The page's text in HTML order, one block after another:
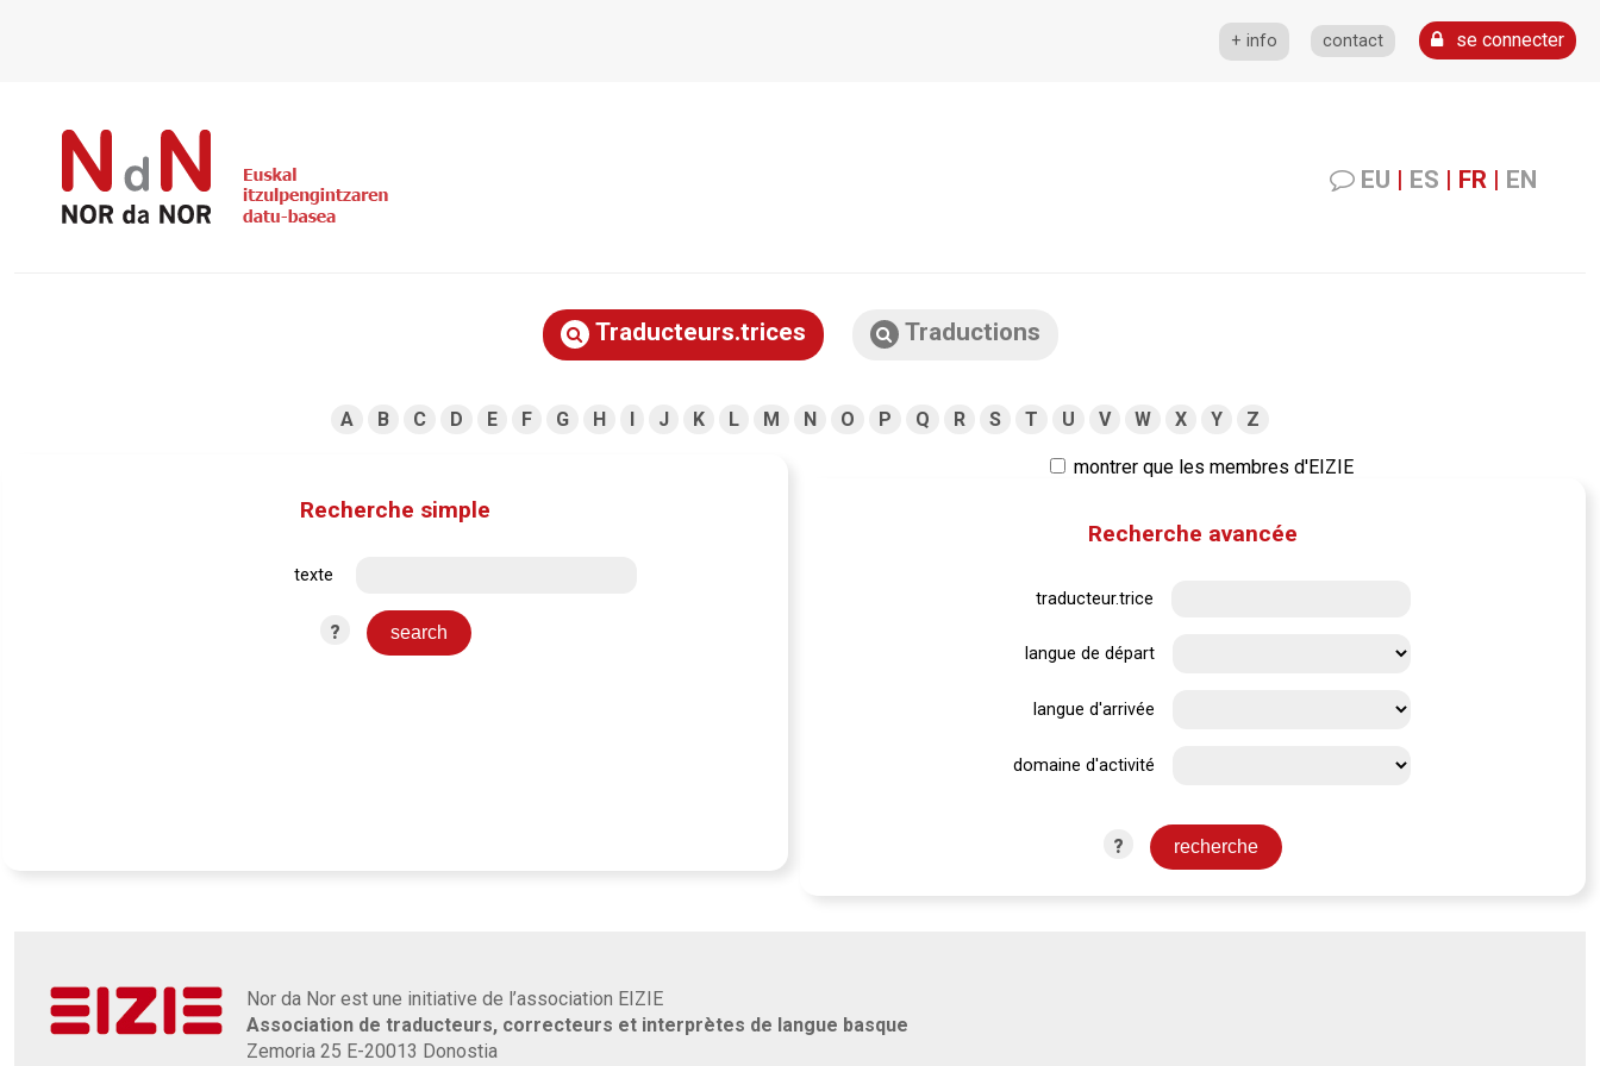
+ info contact se connecter
EU | ES | FR| EN
Traducteurs.trices Traductions
A B C D E F G H I J K L M N O P Q R S T U V W X Y Z
montrer que les membres d'EIZIE
Recherche simple
texte
?
Recherche avancée
traducteur.trice
langue de départ
langue d'arrivée
domaine d'activité
?
Nor da Nor est une initiative de l’association EIZIE
Association de traducteurs, correcteurs et interprètes de langue basque
Zemoria 25 E-20013 Donostia